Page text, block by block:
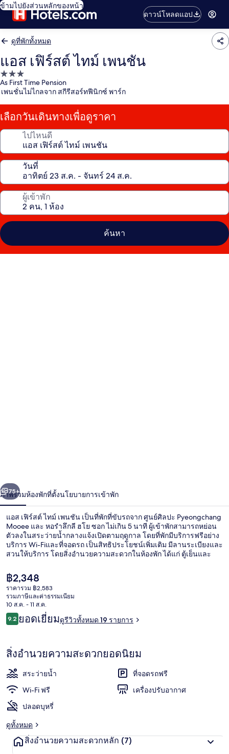
ข้ามไปยังส่วนหลักของหน้า
ดาวน์โหลดแอป
ดูที่พักทั้งหมด
แอส เฟิร์สต์ ไทม์ เพนชัน
ที่พัก
3.0
As First Time Pension
เพนชั่นไม่ไกลจาก สกีรีสอร์ทฟีนิกซ์ พาร์ก
เลือกวันเดินทางเพื่อดูราคา
ไปไหนดี
วันที่
ผู้เข้าพัก
ค้นหา
ชัน
า
ถัดไป
75+
ภาพรวมห้องพักที่ตั้งนโยบายการเข้าพัก
แอส เฟิร์สต์ ไทม์ เพนชัน เป็นที่พักที่ขับรถจาก ศูนย์ศิลปะ Pyeongchang
Mooee และ หอรำลึกลี ฮโย ซอก ไม่เกิน 5 นาที ผู้เข้าพักสามารถหย่อน
ตัวลงในสระว่ายน้ำกลางแจ้งเปิดตามฤดูกาล โดยที่พักมีบริการฟรีอย่าง
บริการ Wi-Fiและที่จอดรถ เป็นสิทธิประโยชน์เพิ่มเติม มีลานระเบียงและ
สวนให้บริการ โดยสิ่งอำนวยความสะดวกในห้องพัก ได้แก่ ตู้เย็นและ
ราคา
ปัจจุบัน
฿2,348
฿2,348
ราคารวม ฿2,583
รวมภาษีและค่าธรรมเนียม
10 ส.ค. - 11 ส.ค.
รีวิว
9.29.2 จาก 10
ยอดเยี่ยมดูรีวิวทั้งหมด 19 รายการ
สิ่งอำนวยความสะดวกยอดนิยม
สระว่ายน้ำ
ที่จอดรถฟรี
Wi-Fi ฟรี
เครื่องปรับอากาศ
ปลอดบุหรี่
ดูทั้งหมด
สิ่งอำนวยความสะดวกหลัก (7)